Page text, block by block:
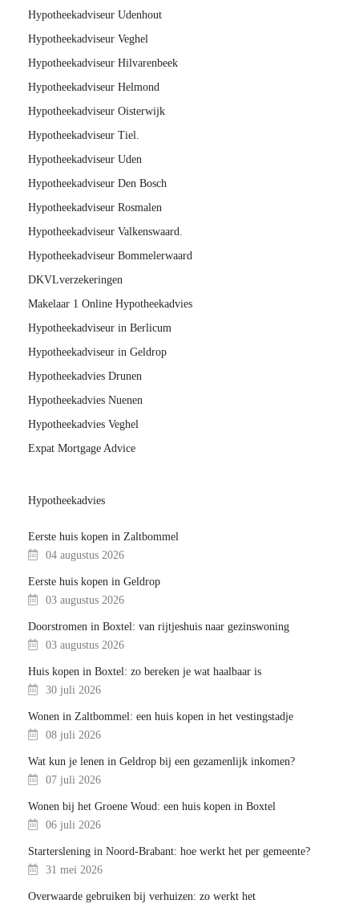
Hypotheekadviseur Udenhout
Hypotheekadviseur Veghel
Hypotheekadviseur Hilvarenbeek
Hypotheekadviseur Helmond
Hypotheekadviseur Oisterwijk
Hypotheekadviseur Tiel.
Hypotheekadviseur Uden
Hypotheekadviseur Den Bosch
Hypotheekadviseur Rosmalen
Hypotheekadviseur Valkenswaard.
Hypotheekadviseur Bommelerwaard
DKVLverzekeringen
Makelaar 1 Online Hypotheekadvies
Hypotheekadviseur in Berlicum
Hypotheekadviseur in Geldrop
Hypotheekadvies Drunen
Hypotheekadvies Nuenen
Hypotheekadvies Veghel
Expat Mortgage Advice
Hypotheekadvies
Eerste huis kopen in Zaltbommel
04 augustus 2026
Eerste huis kopen in Geldrop
03 augustus 2026
Doorstromen in Boxtel: van rijtjeshuis naar gezinswoning
03 augustus 2026
Huis kopen in Boxtel: zo bereken je wat haalbaar is
30 juli 2026
Wonen in Zaltbommel: een huis kopen in het vestingstadje
08 juli 2026
Wat kun je lenen in Geldrop bij een gezamenlijk inkomen?
07 juli 2026
Wonen bij het Groene Woud: een huis kopen in Boxtel
06 juli 2026
Starterslening in Noord-Brabant: hoe werkt het per gemeente?
31 mei 2026
Overwaarde gebruiken bij verhuizen: zo werkt het